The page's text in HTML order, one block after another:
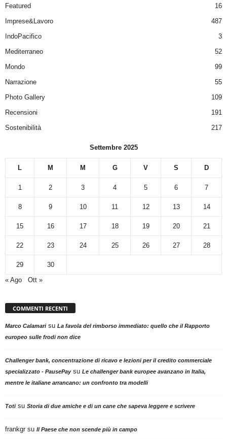
Featured
16
Imprese&Lavoro
487
IndoPacifico
3
Mediterraneo
52
Mondo
99
Narrazione
55
Photo Gallery
109
Recensioni
191
Sostenibilità
217
Settembre 2025
L M M G V S D
1 2 3 4 5 6 7
8 9 10 11 12 13 14
15 16 17 18 19 20 21
22 23 24 25 26 27 28
29
30
« Ago
Ott »
COMMENTI RECENTI
Marco Calamarisu La favola del rimborso immediato: quello che il Rapporto
europeo sulle frodi non dice
Challenger bank, concentrazione di ricavo e lezioni per il credito commerciale
specializzato - PausePaysu Le challenger bank europee avanzano in Italia,
mentre le italiane arrancano: un confronto tra modelli
Totisu Storia di due amiche e di un cane che sapeva leggere e scrivere
frankgr su Il Paese che non scende più in campo